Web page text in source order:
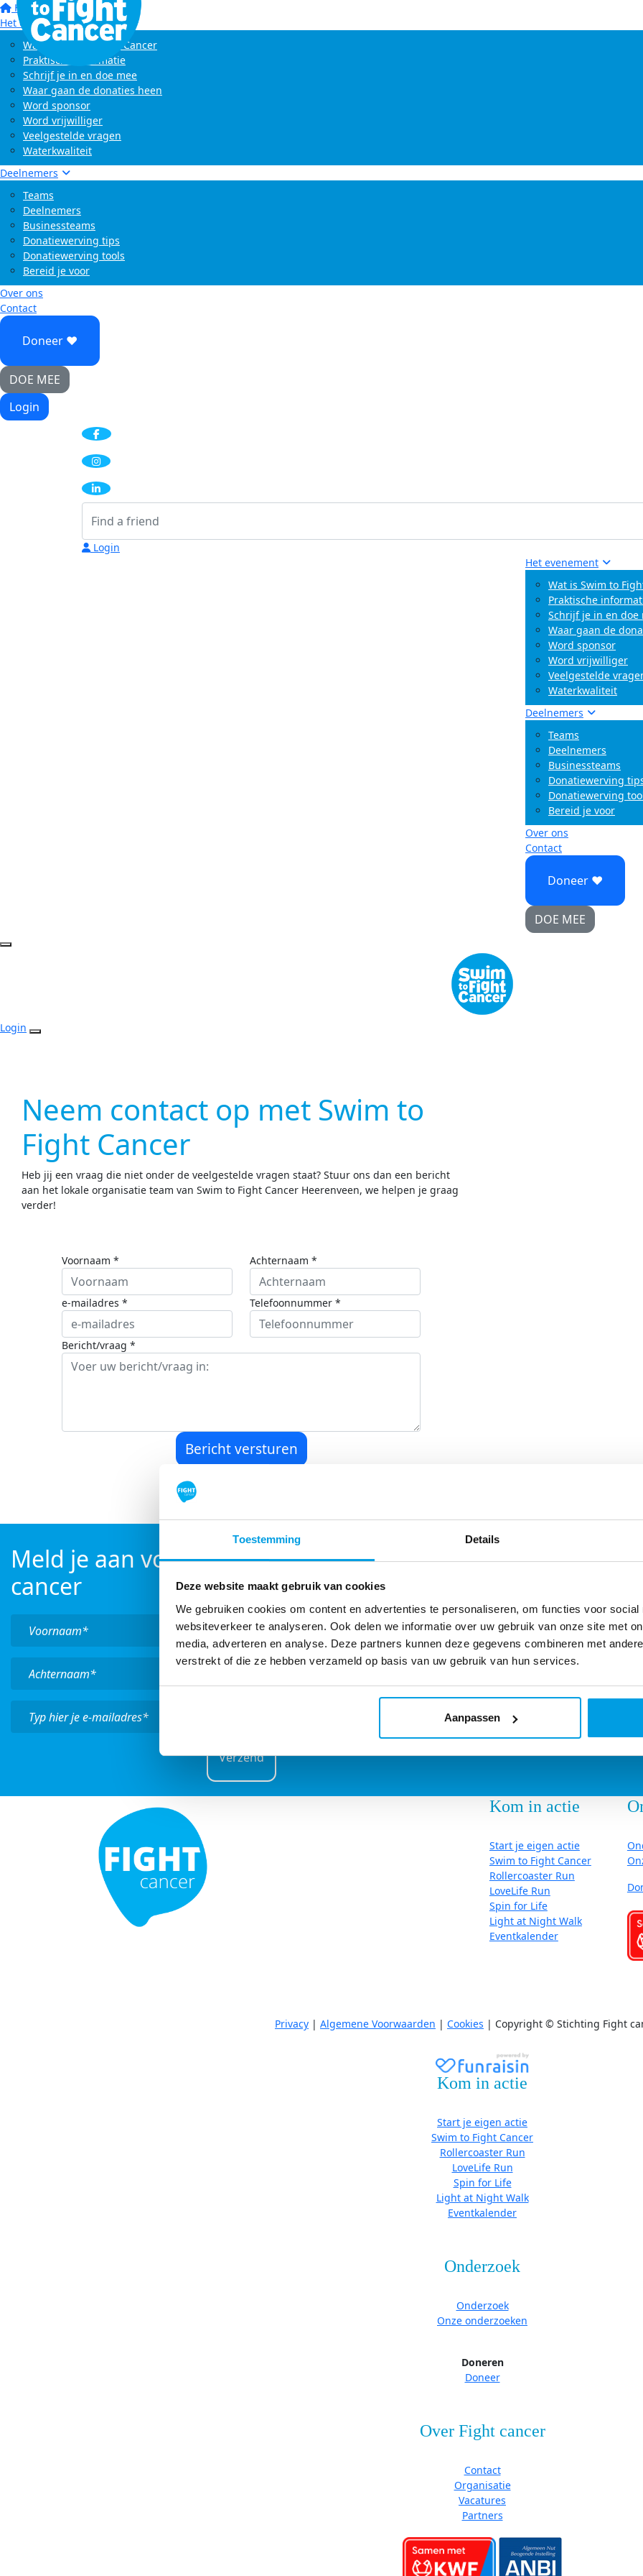
Toestemming Details
Deze website maakt gebruik van cookies
We gebruiken cookies om content en advertenties te personaliseren, om functies voor social
websiteverkeer te analyseren. Ook delen we informatie over uw gebruik van onze site met
media, adverteren en analyse. Deze partners kunnen deze gegevens combineren met
verstrekt of die ze hebben verzameld op basis van uw gebruik van hun services.
Aanpassen
Home
Het evenement
Wat is Swim to Fight Cancer
Praktische informatie
Schrijf je in en doe mee
Waar gaan de donaties heen
Word sponsor
Word vrijwilliger
Veelgestelde vragen
Waterkwaliteit
Deelnemers
Teams
Deelnemers
Businessteams
Donatiewerving tips
Donatiewerving tools
Bereid je voor
Over ons
Contact
Doneer ♥
DOE MEE
Login
Login
Het evenement
Wat is Swim to
Praktische
Schrijf je in en doe
Waar gaan de
Word sponsor
Word vrijwilliger
Veelgestelde
Waterkwaliteit
Deelnemers
Teams
Deelnemers
Businessteams
Donatiewerving
Donatiewerving
Bereid je voor
Over ons
Contact
Doneer ♥
DOE MEE
Login
Neem contact op met Swim to
Fight Cancer
Heb jij een vraag die niet onder de veelgestelde vragen staat? Stuur ons dan een bericht
aan het lokale organisatie team van Swim to Fight Cancer Heerenveen, we helpen je graag
verder!
Voornaam * Achternaam *
e-mailadres * Telefoonnummer *
Bericht/vraag *
Bericht versturen
Meld je aan voor de nieuwsbrief van Fight
cancer
Verzend
Kom in actie
Start je eigen actie
Swim to Fight Cancer
Rollercoaster Run
LoveLife Run
Spin for Life
Light at Night Walk
Eventkalender
Privacy | Algemene Voorwaarden | Cookies | Copyright © Stichting Fight
Kom in actie
Start je eigen actie
Swim to Fight Cancer
Rollercoaster Run
LoveLife Run
Spin for Life
Light at Night Walk
Eventkalender
Onderzoek
Onderzoek
Onze onderzoeken
Doneren
Doneer
Over Fight cancer
Contact
Organisatie
Vacatures
Partners